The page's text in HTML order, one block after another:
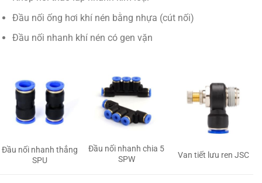
Đầu nối ống hơi khí nén bằng nhựa (cút nối)
Đầu nối nhanh khí nén có gen vặn
Đầu nối nhanh thẳng
SPU
Đầu nối nhanh chia 5
SPW
Van tiết lưu ren JSC